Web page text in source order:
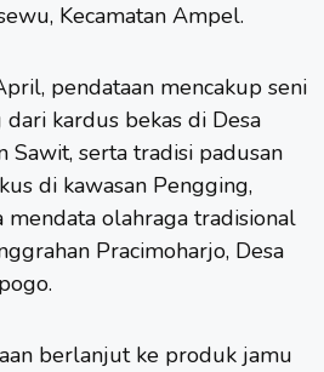
Kecamatan Ampel.
pendataan mencakup seni
kardus bekas di Desa
Sawit, serta tradisi padusan
di kawasan Pengging,
mendata olahraga tradisional
Pracimoharjo, Desa
berlanjut ke produk jamu